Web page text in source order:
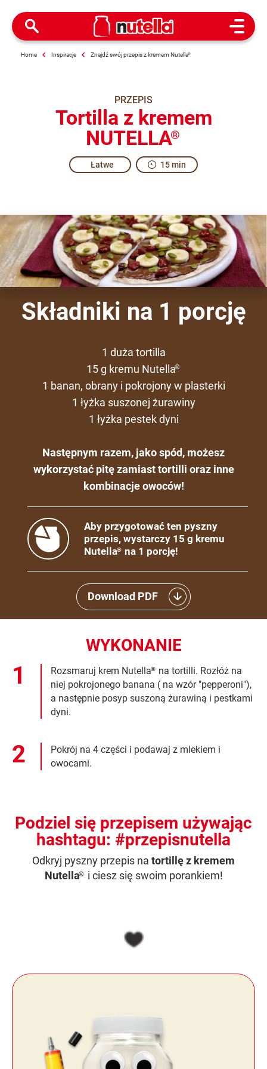
Open
Home Inspiracje Znajdź swój przepis z kremem Nutella®
PRZEPIS
Tortilla z kremem
NUTELLA®
Łatwe 15 min
Składniki na 1 porcję
1 duża tortilla
15 g kremu Nutella®
1 banan, obrany i pokrojony w plasterki
1 łyżka suszonej żurawiny
1 łyżka pestek dyni
Następnym razem, jako spód, możesz
wykorzystać pitę zamiast tortilli oraz inne
kombinacje owoców!
Aby przygotować ten pyszny
przepis, wystarczy 15 g kremu
Nutella® na 1 porcję!
Download PDF
WYKONANIE
Rozsmaruj krem Nutella® na tortilli. Rozłóż na
niej pokrojonego banana ( na wzór "pepperoni"),
a następnie posyp suszoną żurawiną i pestkami
dyni.
Pokrój na 4 części i podawaj z mlekiem i
owocami.
Podziel się przepisem używając
hashtagu: #przepisnutella
Odkryj pyszny przepis na tortillę z kremem
Nutella® i ciesz się swoim porankiem!